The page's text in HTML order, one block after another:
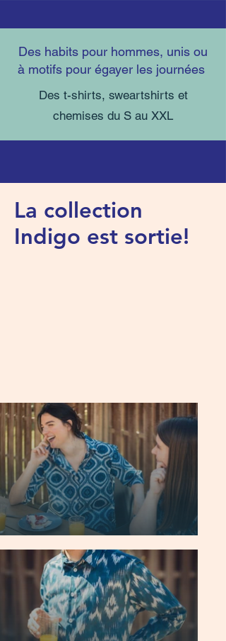
Des habits pour hommes, unis ou
à motifs pour égayer les journées
Des t-shirts, sweartshirts et
chemises du S au XXL
La collection
Indigo est sortie!